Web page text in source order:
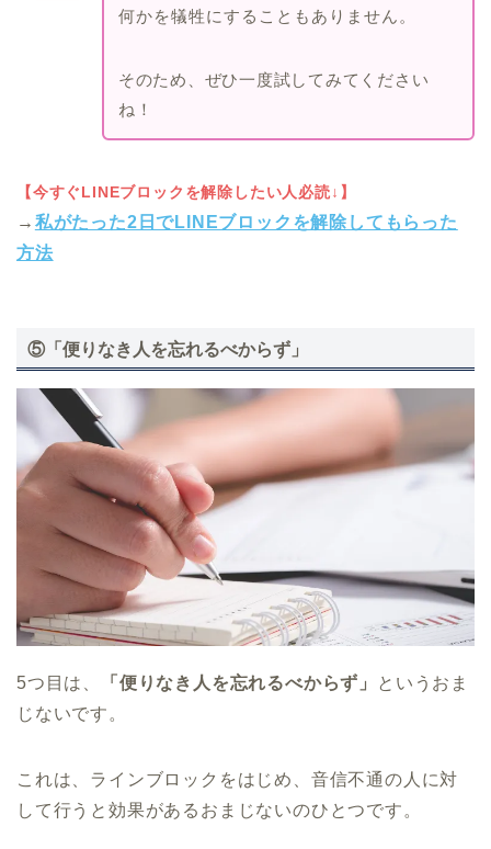
何かを犠牲にすることもありません。
そのため、ぜひ一度試してみてください
ね！
【今すぐLINEブロックを解除したい人必読↓】
→ 私がたった2日でLINEブロックを解除してもらった
方法
⑤「便りなき人を忘れるべからず」
5つ目は、 「便りなき人を忘れるべからず」
というおま
じないです。
これは、ラインブロックをはじめ、音信不通の人に対
して行うと効果があるおまじないのひとつです。